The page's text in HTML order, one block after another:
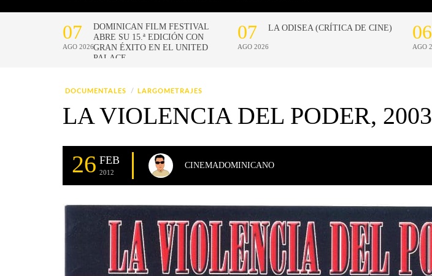
DOCUMENTALES LARGOMETRAJES
LA VIOLENCIA DEL PODER, 2003
26 FEB
2012
CINEMADOMINICANO